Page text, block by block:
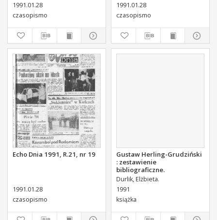
1991.01.28
czasopismo
1991.01.28
czasopismo
Echo Dnia 1991, R.21, nr 19
1991.01.28
czasopismo
Gustaw Herling-Grudziński
: zestawienie
bibliograficzne.
Durlik, Elżbieta.
1991
książka